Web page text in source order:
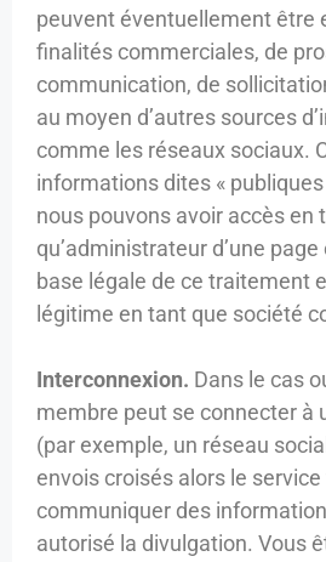
peuvent éventuellement être
finalités commerciales, de
communication, de
au moyen d’autres sources
comme les réseaux sociaux.
informations dites «
nous pouvons avoir accès en
qu’administrateur d’une page
base légale de ce traitement
légitime en tant que société
Interconnexion. Dans le cas
membre peut se connecter à
(par exemple, un réseau
envois croisés alors le
communiquer des
autorisé la divulgation. Vous